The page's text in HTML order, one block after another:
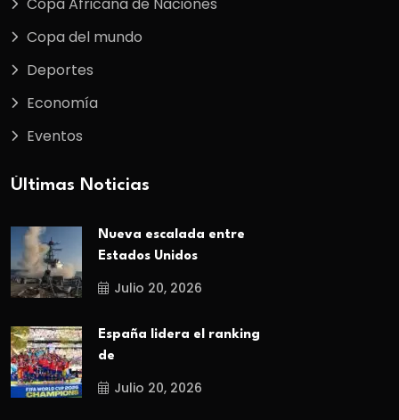
Copa Africana de Naciones
Copa del mundo
Deportes
Economía
Eventos
Últimas Noticias
Nueva escalada entre
Estados Unidos
Julio 20, 2026
España lidera el ranking
de
Julio 20, 2026